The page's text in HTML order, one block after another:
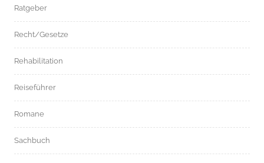
Ratgeber
Recht/Gesetze
Rehabilitation
Reiseführer
Romane
Sachbuch